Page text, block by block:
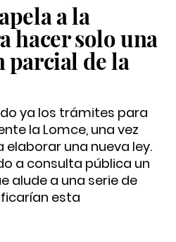
a la
hacer solo una
de la
ya los trámites para
la Lomce, una vez
elaborar una nueva ley.
a consulta pública un
alude a una serie de
esta